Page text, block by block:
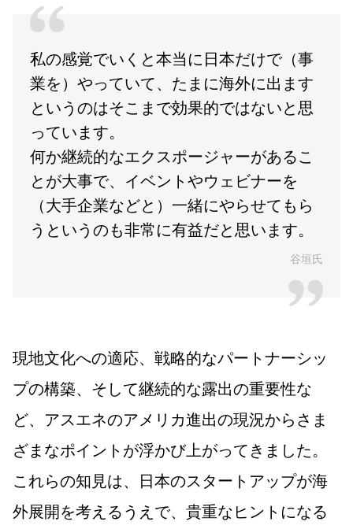
私の感覚でいくと本当に日本だけで（事
業を）やっていて、たまに海外に出ます
というのはそこまで効果的ではないと思
っています。
何か継続的なエクスポージャーがあるこ
とが大事で、イベントやウェビナーを
（大手企業などと）一緒にやらせてもら
うというのも非常に有益だと思います。
谷垣氏
現地文化への適応、戦略的なパートナーシッ
プの構築、そして継続的な露出の重要性な
ど、アスエネのアメリカ進出の現況からさま
ざまなポイントが浮かび上がってきました。
これらの知見は、日本のスタートアップが海
外展開を考えるうえで、貴重なヒントになる